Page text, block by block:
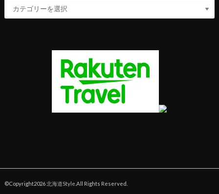
©Copyright2026北海道Style .All Rights Reserved.